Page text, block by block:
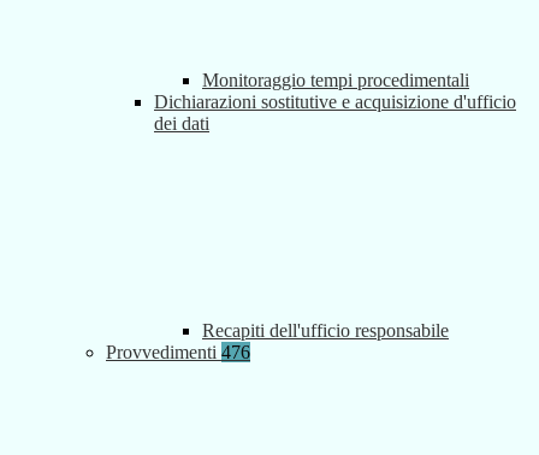
Monitoraggio tempi procedimentali
Dichiarazioni sostitutive e acquisizione d'ufficio
dei dati
Recapiti dell'ufficio responsabile
Provvedimenti 476